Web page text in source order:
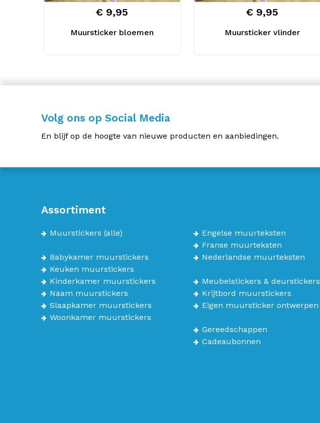
Muursticker bloemen
€ 9,95
Muursticker vlinder
€ 9,95
Volg ons op Social Media
En blijf op de hoogte van nieuwe producten en aanbiedingen.
Assortiment
Muurstickers (alle)
Babykamer muurstickers
Keuken muurstickers
Kinderkamer muurstickers
Naam muurstickers
Slaapkamer muurstickers
Woonkamer muurstickers
Engelse muurteksten
Franse muurteksten
Nederlandse muurteksten
Meubelstickers & deurstickers
Krijtbord muurstickers
Eigen muursticker ontwerpen
Gereedschappen
Cadeaubonnen